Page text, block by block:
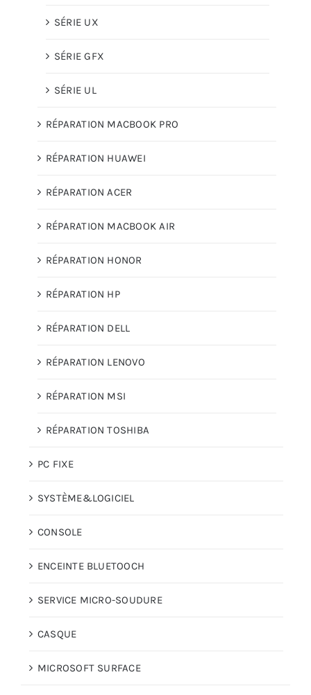
SÉRIE UX
SÉRIE GFX
SÉRIE UL
RÉPARATION MACBOOK PRO
RÉPARATION HUAWEI
RÉPARATION ACER
RÉPARATION MACBOOK AIR
RÉPARATION HONOR
RÉPARATION HP
RÉPARATION DELL
RÉPARATION LENOVO
RÉPARATION MSI
RÉPARATION TOSHIBA
PC FIXE
SYSTÈME&LOGICIEL
CONSOLE
ENCEINTE BLUETOOCH
SERVICE MICRO-SOUDURE
CASQUE
MICROSOFT SURFACE